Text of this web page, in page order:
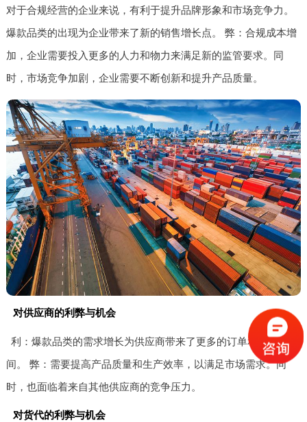
对于合规经营的企业来说，有利于提升品牌形象和市场竞争力。
爆款品类的出现为企业带来了新的销售增长点。 弊：合规成本增
加，企业需要投入更多的人力和物力来满足新的监管要求。同
时，市场竞争加剧，企业需要不断创新和提升产品质量。
对供应商的利弊与机会
利：爆款品类的需求增长为供应商带来了更多的订单和利润空
间。 弊：需要提高产品质量和生产效率，以满足市场需求。同
时，也面临着来自其他供应商的竞争压力。
对货代的利弊与机会